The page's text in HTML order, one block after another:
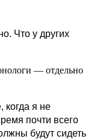
Что у других
— отдельно
когда я не
почти всего
будут сидеть